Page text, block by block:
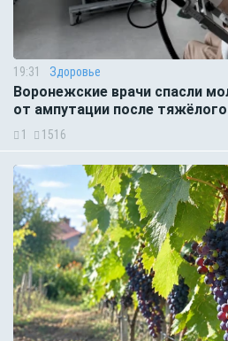
19:31 Здоровье
Воронежские врачи спасли
от ампутации после
1 1516